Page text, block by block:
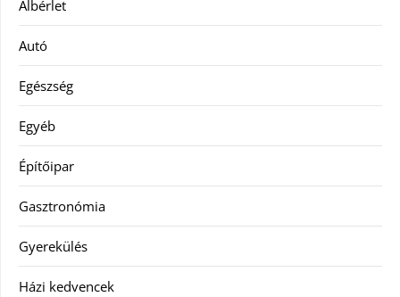
Albérlet
Autó
Egészség
Egyéb
Építőipar
Gasztronómia
Gyerekülés
Házi kedvencek